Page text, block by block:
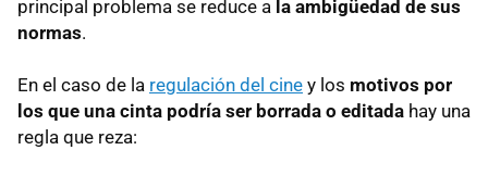
principal problema se reduce a la ambigüedad de sus
normas.
En el caso de la regulación del cine y los motivos por
los que una cinta podría ser borrada o editada hay una
regla que reza: